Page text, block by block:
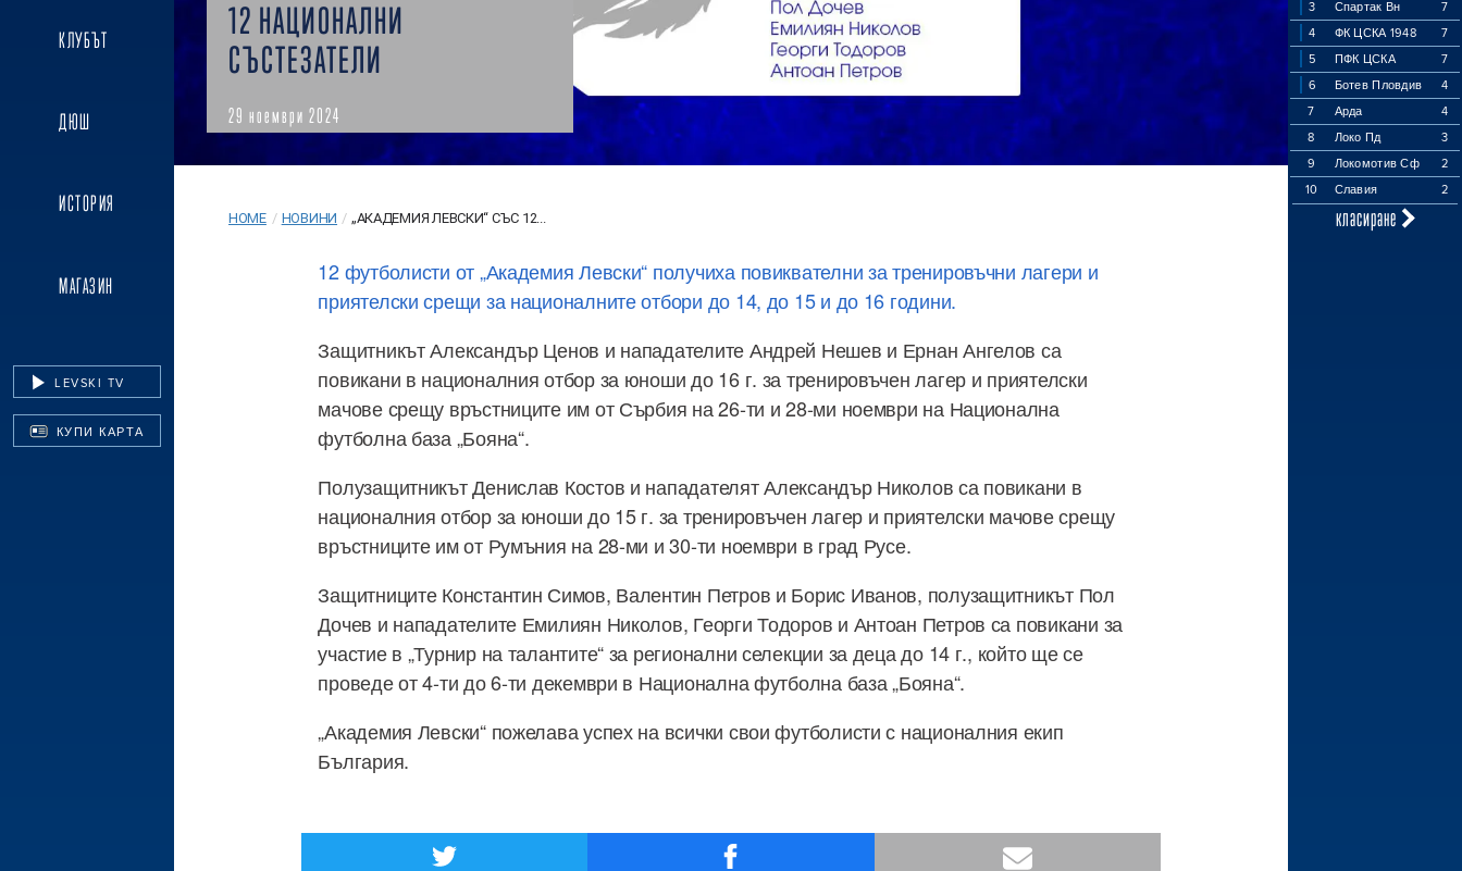
КЛУБЪТ
ДЮШ
ИСТОРИЯ
МАГАЗИН
LEVSKI TV
КУПИ КАРТА
3 Спартак Вн
7
4
ФК ЦСКА 1948
7
5
ПФК ЦСКА
7
6
Ботев Пловдив
4
7
Арда
4
8
Локо Пд
3
9
Локомотив Сф
2
10
Славия 2
класиране
12 НАЦИОНАЛНИ
СЪСТЕЗАТЕЛИ
29 ноември 2024
HOME / НОВИНИ / „АКАДЕМИЯ ЛЕВСКИ“ СЪС 12...
12 футболисти от „Академия Левски“ получиха повиквателни за тренировъчни лагери и
приятелски срещи за националните отбори до 14, до 15 и до 16 години.
Защитникът Александър Ценов и нападателите Андрей Нешев и Ернан Ангелов са
повикани в националния отбор за юноши до 16 г. за тренировъчен лагер и приятелски
мачове срещу връстниците им от Сърбия на 26-ти и 28-ми ноември на Национална
футболна база „Бояна“.
Полузащитникът Денислав Костов и нападателят Александър Николов са повикани в
националния отбор за юноши до 15 г. за тренировъчен лагер и приятелски мачове срещу
връстниците им от Румъния на 28-ми и 30-ти ноември в град Русе.
Защитниците Константин Симов, Валентин Петров и Борис Иванов, полузащитникът Пол
Дочев и нападателите Емилиян Николов, Георги Тодоров и Антоан Петров са повикани за
участие в „Турнир на талантите“ за регионални селекции за деца до 14 г., който ще се
проведе от 4-ти до 6-ти декември в Национална футболна база „Бояна“.
„Академия Левски“ пожелава успех на всички свои футболисти с националния екип
България.